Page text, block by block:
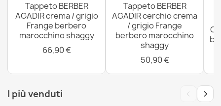
Tappeto SOFFI cerchio shaggy 5cm blu scuro
Tappeto BERBER
AGADIR crema / grigio
Frange berbero
marocchino shaggy
66,90 €
Tappeto BERBER
AGADIR cerchio crema
/ grigio Frange
berbero marocchino
shaggy
50,90 €
I più venduti ‹ ›